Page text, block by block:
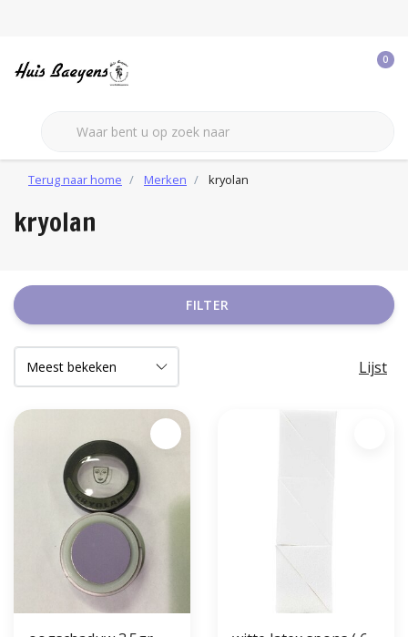
0
Terug naar home Merken kryolan
kryolan
FILTER
Lijst